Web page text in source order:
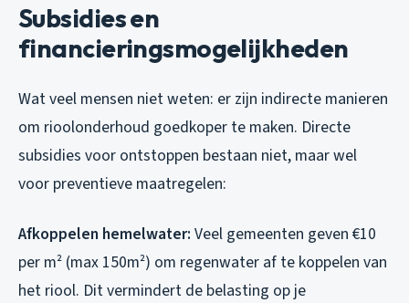
Subsidies en
financieringsmogelijkheden
Wat veel mensen niet weten: er zijn indirecte manieren
om rioolonderhoud goedkoper te maken. Directe
subsidies voor ontstoppen bestaan niet, maar wel
voor preventieve maatregelen:
Afkoppelen hemelwater: Veel gemeenten geven €10
per m² (max 150m²) om regenwater af te koppelen van
het riool. Dit vermindert de belasting op je